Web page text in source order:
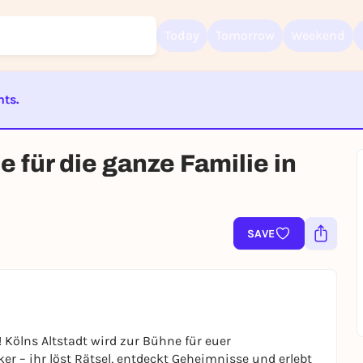
BEENDET
für die ganze Familie in
SAVE
Altstadt wird zur Bühne für euer
– ihr löst Rätsel, entdeckt Geheimnisse und erlebt
To like events, follow pages, or participate in lotteries, you need a free
Rausgegangen account.
Log in now